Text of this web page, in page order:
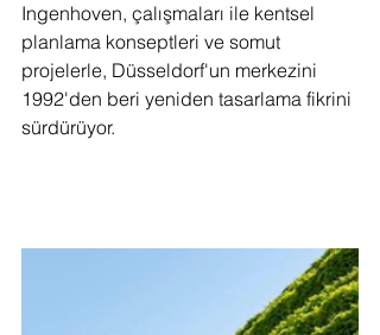
Ingenhoven, çalışmaları ile kentsel
planlama konseptleri ve somut
projelerle, Düsseldorf'un merkezini
1992'den beri yeniden tasarlama fikrini
sürdürüyor.